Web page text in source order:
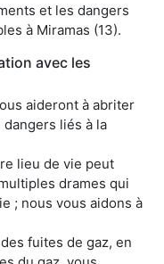
et les dangers
à Miramas (13).
avec les
aideront à abriter
liés à la
lieu de vie peut
drames qui
; nous vous aidons à
fuites de gaz, en